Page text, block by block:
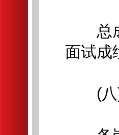
总成
面试成
(八)